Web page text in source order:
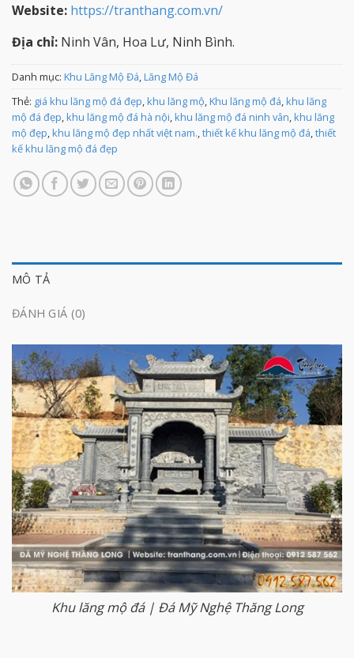
Website: https://tranthang.com.vn/
Địa chỉ: Ninh Vân, Hoa Lư, Ninh Bình.
Danh mục: Khu Lăng Mộ Đá,Lăng Mộ Đá
Thẻ: giá khu lăng mộ đá đẹp,khu lăng mộ,Khu lăng mộ đá,khu lăng
mộ đá đẹp,khu lăng mộ đá hà nội,khu lăng mộ đá ninh vân,khu lăng
mộ đẹp,khu lăng mộ đẹp nhất việt nam.,thiết kế khu lăng mộ đá,thiết
kế khu lăng mộ đá đẹp
MÔ TẢ
ĐÁNH GIÁ (0)
Khu lăng mộ đá | Đá Mỹ Nghệ Thăng Long